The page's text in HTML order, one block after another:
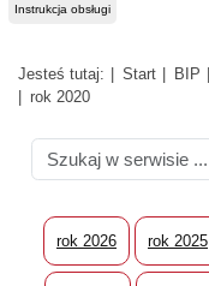
Instrukcja obsługi
Jesteś tutaj: Start BIP
rok 2020
rok 2026 rok 2025